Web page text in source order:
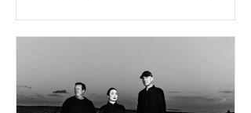
realizar. Pero sin lugar a duda lo que nos deja sin
palabras —y muy pocos llegamos a percibir— es
nuestra psique —y por ende hacia las deidades
interiores que guiaron nuestros pasos hasta aquí
—, sino que también erradicamos las barreras li